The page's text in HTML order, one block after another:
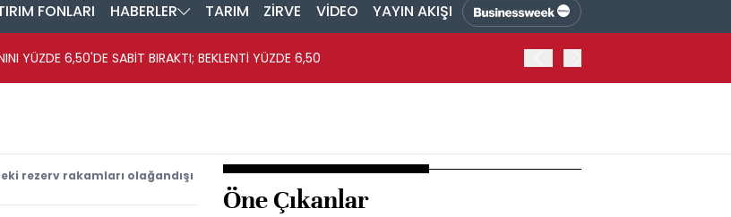
FONLARI HABERLER TARIM ZİRVE VİDEO YAYIN AKIŞI
YÜZDE 6,50'DE SABİT BIRAKTI; BEKLENTİ YÜZDE 6,50
rezerv rakamları olağandışı
Öne Çıkanlar